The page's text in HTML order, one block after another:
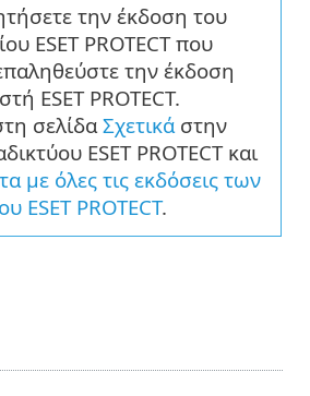
την έκδοση του
ESET PROTECT που
την έκδοση
ESET PROTECT.
σελίδα Σχετικά στην
ESET PROTECT και
με όλες τις εκδόσεις των
ESET PROTECT.